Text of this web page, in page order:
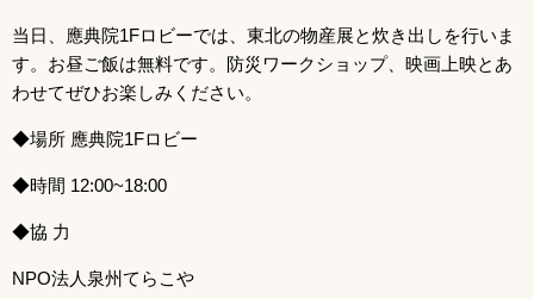
当日、應典院1Fロビーでは、東北の物産展と炊き出しを行いま
す。お昼ご飯は無料です。防災ワークショップ、映画上映とあ
わせてぜひお楽しみください。
◆場所 應典院1Fロビー
◆時間 12:00~18:00
◆協 力
NPO法人泉州てらこや